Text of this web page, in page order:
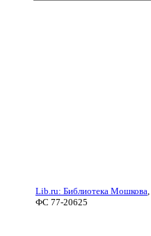
Lib.ru: Библиотека Мошкова
ФС 77-20625